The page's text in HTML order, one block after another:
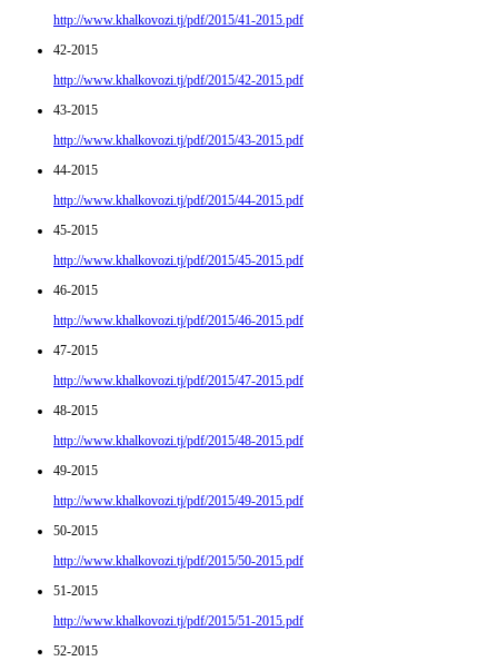
http://www.khalkovozi.tj/pdf/2015/41-2015.pdf
42-2015
http://www.khalkovozi.tj/pdf/2015/42-2015.pdf
43-2015
http://www.khalkovozi.tj/pdf/2015/43-2015.pdf
44-2015
http://www.khalkovozi.tj/pdf/2015/44-2015.pdf
45-2015
http://www.khalkovozi.tj/pdf/2015/45-2015.pdf
46-2015
http://www.khalkovozi.tj/pdf/2015/46-2015.pdf
47-2015
http://www.khalkovozi.tj/pdf/2015/47-2015.pdf
48-2015
http://www.khalkovozi.tj/pdf/2015/48-2015.pdf
49-2015
http://www.khalkovozi.tj/pdf/2015/49-2015.pdf
50-2015
http://www.khalkovozi.tj/pdf/2015/50-2015.pdf
51-2015
http://www.khalkovozi.tj/pdf/2015/51-2015.pdf
52-2015